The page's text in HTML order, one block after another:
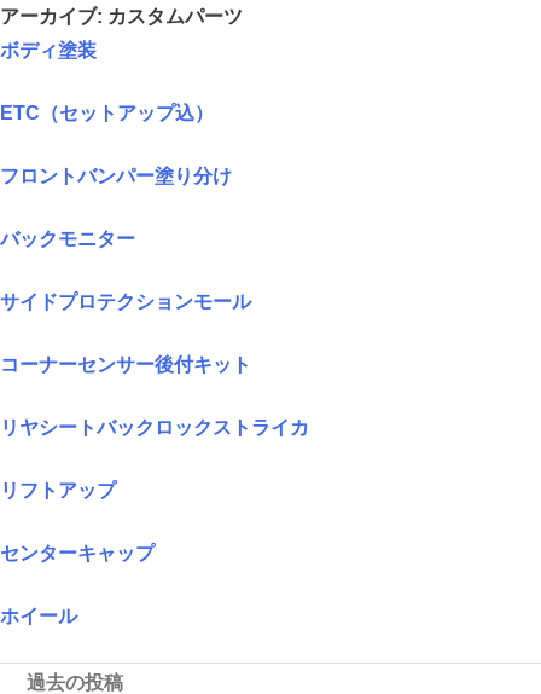
アーカイブ: カスタムパーツ
ボディ塗装
ETC（セットアップ込）
フロントバンパー塗り分け
バックモニター
サイドプロテクションモール
コーナーセンサー後付キット
リヤシートバックロックストライカ
リフトアップ
センターキャップ
ホイール
過去の投稿